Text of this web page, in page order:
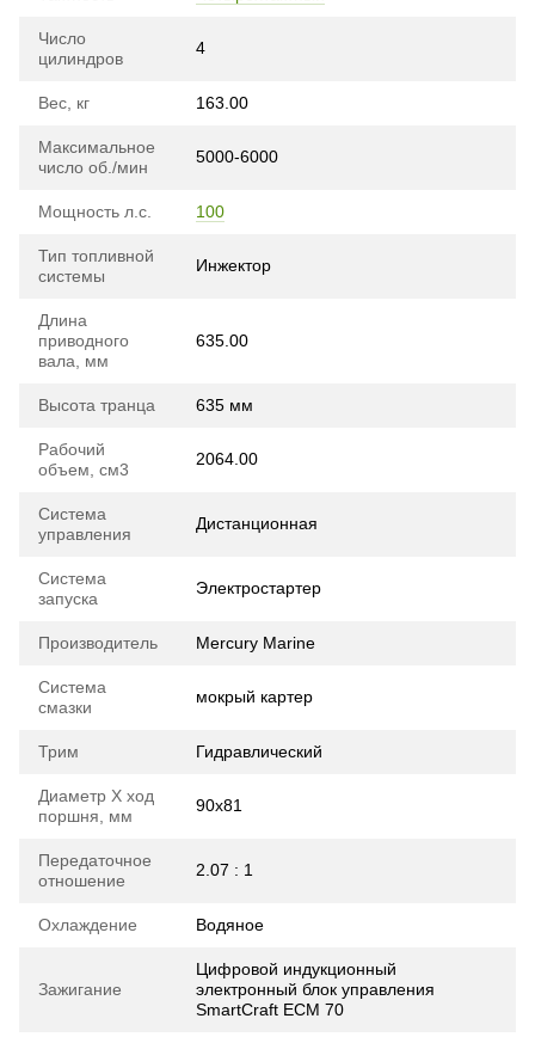
Число
цилиндров
4
Вес, кг 163.00
Максимальное
число об./мин
5000-6000
Мощность л.с. 100
Тип топливной
системы
Инжектор
Длина
приводного
вала, мм
635.00
Высота транца 635 мм
Рабочий
объем, см3
2064.00
Система
управления
Дистанционная
Система
запуска
Электростартер
Производитель Mercury Marine
Система
смазки
мокрый картер
Трим Гидравлический
Диаметр Х ход
поршня, мм
90х81
Передаточное
отношение
2.07 : 1
Охлаждение Водяное
Зажигание
Цифровой индукционный
электронный блок управления
SmartCraft ECM 70